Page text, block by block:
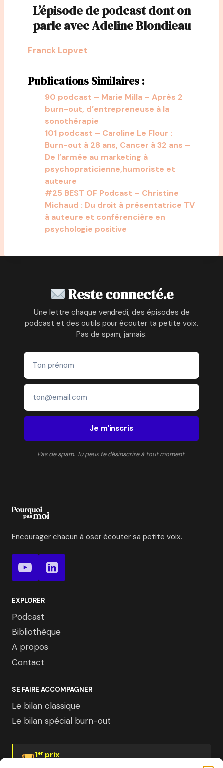
L’épisode de podcast dont on
parle avec Adeline Blondieau
Franck Lopvet
Publications Similaires :
90 podcast – Marie Milla – Après 2
burn-out, d’entrepreneuse à la
sonothérapie
101 podcast – Caroline Le Flour :
Burn-out à 28 ans, Cancer à 32 ans –
De l’armée au marketing à
psychopraticienne,humoriste et
auteure
#25 BEST OF Podcast – Christine
Michaud : Du droit à présentatrice TV
à auteure et conférencière en
psychologie positive
Reste connecté.e
Une lettre chaque vendredi, des épisodes de
podcast et des outils pour écouter ta petite voix.
Pas de spam, jamais.
Je m'inscris
Pas de spam. Tu peux te désinscrire à tout moment.
Encourager chacun à oser écouter sa petite voix.
EXPLORER
Podcast
Bibliothèque
A propos
Contact
SE FAIRE ACCOMPAGNER
Le bilan classique
Le bilan spécial burn-out
1er prix